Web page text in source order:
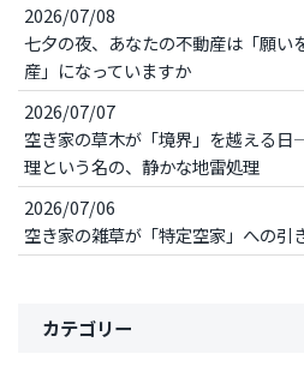
2026/07/08
七夕の夜、あなたの不動産は「願い
産」になっていますか
2026/07/07
空き家の草木が「境界」を越える
理という名の、静かな地雷処理
2026/07/06
空き家の雑草が「特定空家」への引
カテゴリー